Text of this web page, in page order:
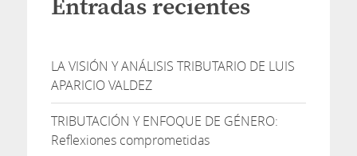
Entradas recientes
LA VISIÓN Y ANÁLISIS TRIBUTARIO DE LUIS
APARICIO VALDEZ
TRIBUTACIÓN Y ENFOQUE DE GÉNERO:
Reflexiones comprometidas